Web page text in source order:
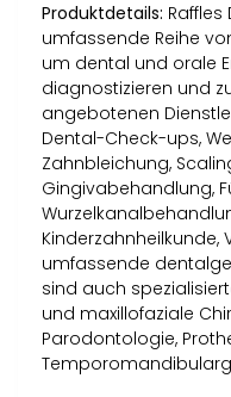
Produktdetails:
umfassende Reihe
um dental und orale
diagnostizieren und
angebotenen
Dental-Check-ups,
Zahnbleichung,
Gingivabehandlung,
Kinderzahnheilkunde,
umfassende
sind auch
und maxillofaziale
Parodontologie,